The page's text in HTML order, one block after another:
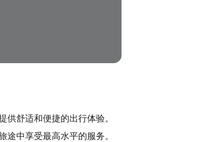
舒适和便捷的出行体验。
中享受最高水平的服务。